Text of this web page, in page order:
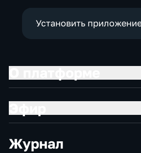
Установить
Журнал